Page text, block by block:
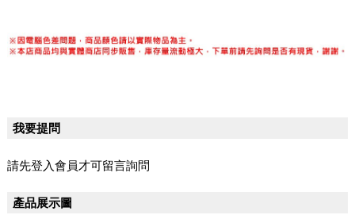
我要提問
請先登入會員才可留言詢問
產品展示圖